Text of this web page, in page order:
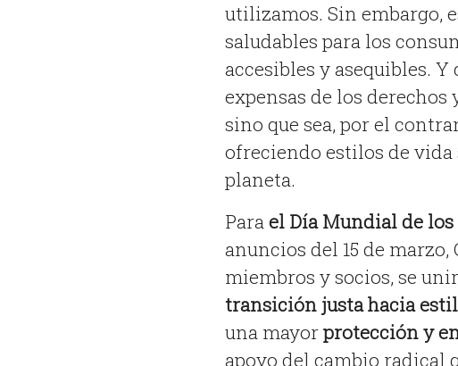
utilizamos. Sin embargo,
saludables para los
accesibles y asequibles.
expensas de los derechos
sino que sea, por el
ofreciendo estilos de vida
planeta.
Parael Día Mundial de los
anuncios del 15 de
miembros y socios, se
transición justa hacia
una mayorprotección y
apoyo del cambio radical